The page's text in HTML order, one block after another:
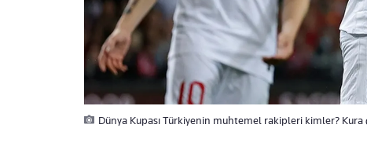
Dünya Kupası Türkiyenin muhtemel rakipleri kimler? Kura